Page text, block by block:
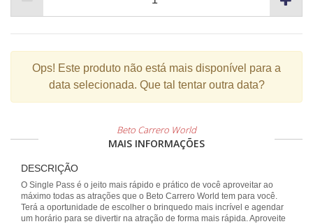
Ops! Este produto não está mais disponível para a
data selecionada. Que tal tentar outra data?
Beto Carrero World
MAIS INFORMAÇÕES
DESCRIÇÃO
O Single Pass é o jeito mais rápido e prático de você aproveitar ao
máximo todas as atrações que o Beto Carrero World tem para você.
Terá a oportunidade de escolher o brinquedo mais incrível e agendar
um horário para se divertir na atração de forma mais rápida. Aproveite